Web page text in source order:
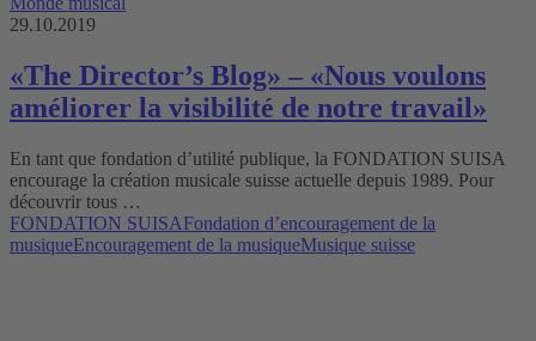
29.10.2019
«The Director’s Blog» – «Nous voulons
améliorer la visibilité de notre travail»
En tant que fondation d’utilité publique, la FONDATION SUISA
encourage la création musicale suisse actuelle depuis 1989. Pour
découvrir tous …
FONDATION SUISAFondation d’encouragement de la
musiqueEncouragement de la musiqueMusique suisse